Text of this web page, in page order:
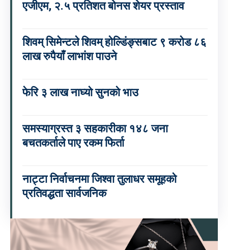
एजीएम, २.५ प्रतिशत बोनस शेयर प्रस्ताव
शिवम् सिमेन्टले शिवम् होल्डिंङ्सबाट ९ करोड ८६
लाख रुपैयाँ लाभांश पाउने
फेरि ३ लाख नाघ्यो सुनको भाउ
समस्याग्रस्त ३ सहकारीका १४८ जना
बचतकर्ताले पाए रकम फिर्ता
नाट्टा निर्वाचनमा जिश्वा तुलाधर समूहको
प्रतिवद्धता सार्वजनिक